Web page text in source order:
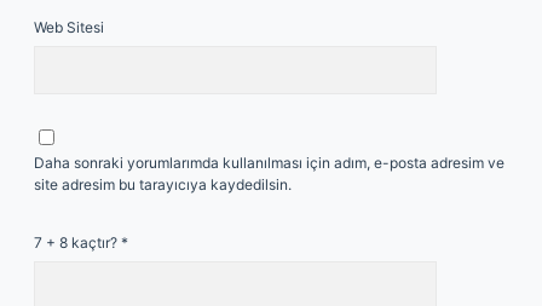
Web Sitesi
Daha sonraki yorumlarımda kullanılması için adım, e-posta adresim ve
site adresim bu tarayıcıya kaydedilsin.
7 + 8 kaçtır? *